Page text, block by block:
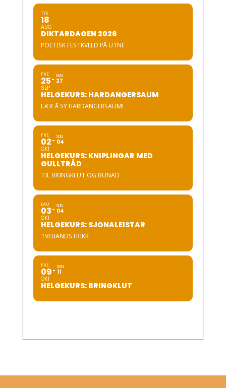
TYS
18
AUG
DIKTARDAGEN 2026
POETISK FESTKVELD PÅ UTNE
FRE
25
SEP
SUN
27
HELGEKURS: HARDANGERSAUM
LÆR Å SY HARDANGERSAUM!
FRE
02
OKT
SUN
04
HELGEKURS: KNIPLINGAR MED
GULLTRÅD
TIL BRINGKLUT OG BUNAD
LAU
03
OKT
SUN
04
HELGEKURS: SJONALEISTAR
TVEBANDSTRIKK
FRE
09
OKT
SUN
11
HELGEKURS: BRINGKLUT